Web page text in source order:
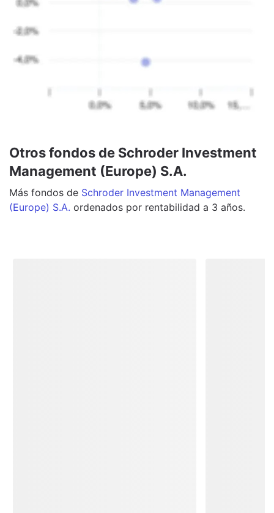
Otros fondos de Schroder Investment
Management (Europe) S.A.
Más fondos de Schroder Investment Management
(Europe) S.A. ordenados por rentabilidad a 3 años.